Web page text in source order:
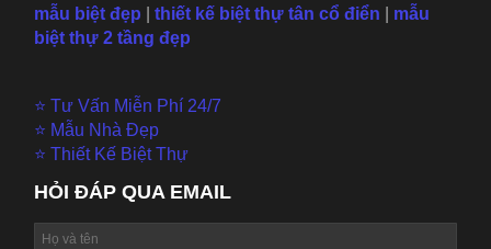
mẫu biệt đẹp thiết kế biệt thự tân cổ điển
mẫu
biệt thự 2 tầng đẹp
⭐ Tư Vấn Miễn Phí 24/7
⭐ Mẫu Nhà Đẹp
⭐ Thiết Kế Biệt Thự
HỎI ĐÁP QUA EMAIL